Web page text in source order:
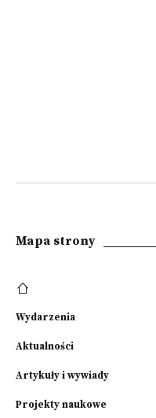
Mapa strony
Wydarzenia
Aktualności
Artykuły i wywiady
Projekty naukowe